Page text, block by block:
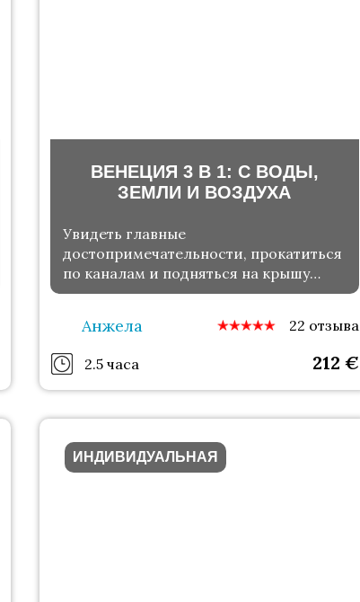
ВЕНЕЦИЯ 3 В 1: С ВОДЫ,
ЗЕМЛИ И ВОЗДУХА
Увидеть главные
достопримечательности, прокатиться
по каналам и подняться на крышу
дворца
Анжела 22 отзыва
2.5 часа 212€
ИНДИВИДУАЛЬНАЯ